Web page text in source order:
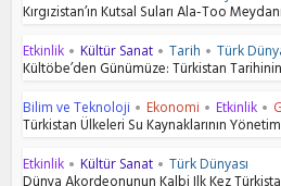
Kırgızistan’ın Kutsal Suları Ala-Too
Etkinlik • Kültür Sanat • Tarih • Türk
Kültöbe’den Günümüze: Türkistan
Bilim ve Teknoloji • Ekonomi • Etkinlik •
Türkistan Ülkeleri Su Kaynaklarının
Etkinlik • Kültür Sanat • Türk Dünyası